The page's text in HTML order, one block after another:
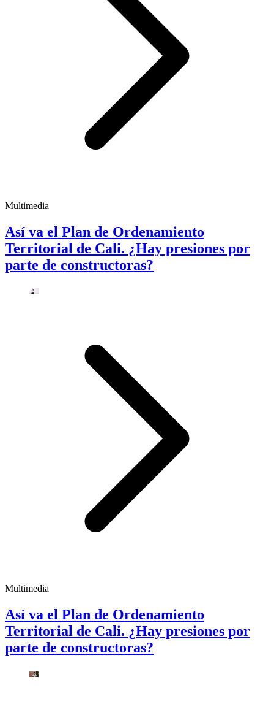
Multimedia
Así va el Plan de Ordenamiento
Territorial de Cali. ¿Hay presiones por
parte de constructoras?
Multimedia
Así va el Plan de Ordenamiento
Territorial de Cali. ¿Hay presiones por
parte de constructoras?